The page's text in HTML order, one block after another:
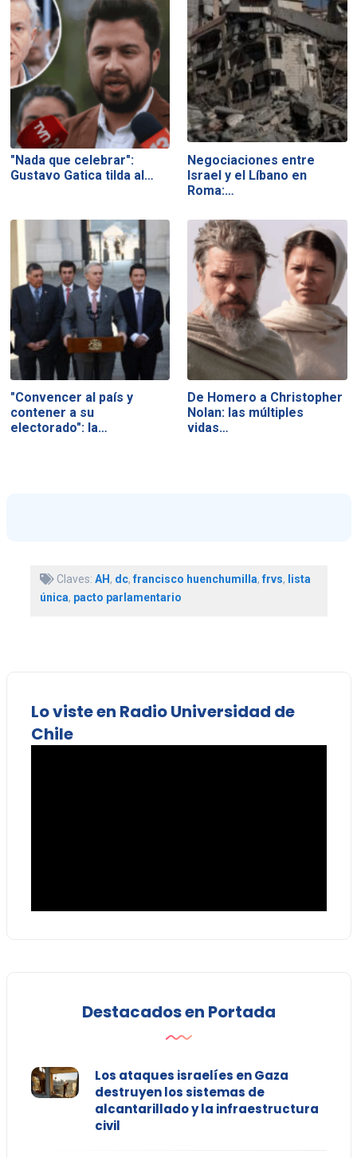
"Nada que celebrar":
Gustavo Gatica tilda al…
Negociaciones entre
Israel y el Líbano en
Roma:…
"Convencer al país y
contener a su
electorado": la…
De Homero a Christopher
Nolan: las múltiples
vidas…
Claves: AH, dc,francisco huenchumilla,frvs, lista
única, pacto parlamentario
Lo viste en Radio Universidad de
Chile
Destacados en Portada
Los ataques israelíes en Gaza
destruyen los sistemas de
alcantarillado y la infraestructura
civil